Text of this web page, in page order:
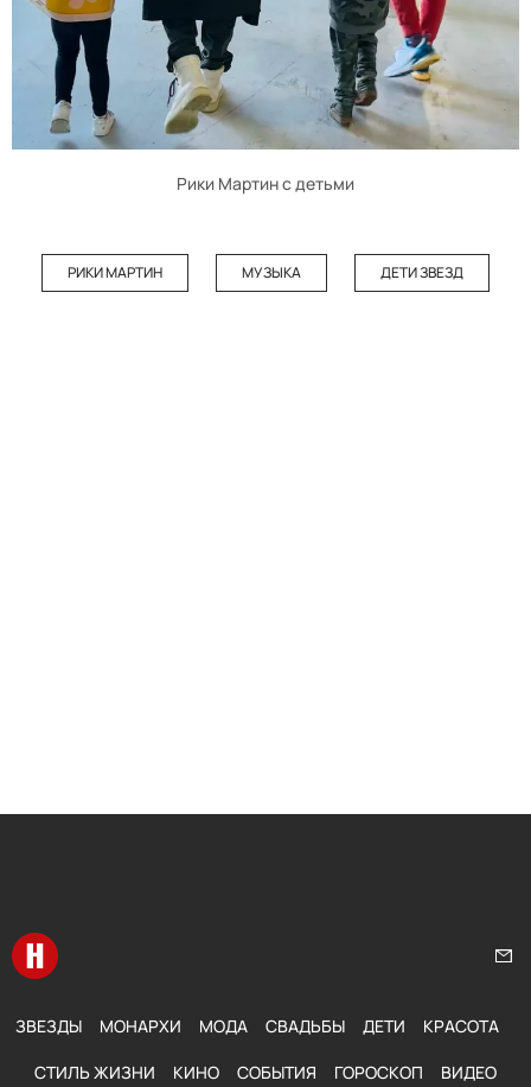
Рики Мартин с детьми
РИКИ МАРТИН МУЗЫКА ДЕТИ ЗВЕЗД
Перейти на главную
ЗВЕЗДЫ МОНАРХИ МОДА СВАДЬБЫ ДЕТИ КРАСОТА
СТИЛЬ ЖИЗНИ КИНО СОБЫТИЯ ГОРОСКОП ВИДЕО